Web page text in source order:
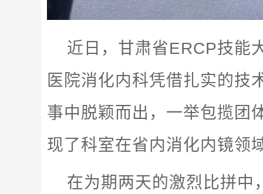
近日，甘肃省ERCP技能
医院消化内科凭借扎实的技
事中脱颖而出，一举包揽团
现了科室在省内消化内镜领
在为期两天的激烈比拼中